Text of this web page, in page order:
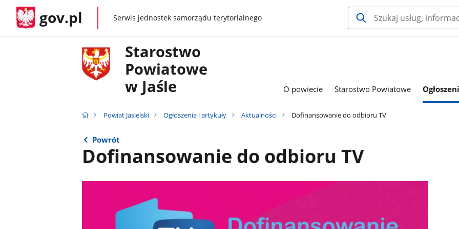
gov.pl gov.plSerwis jednostek samorządu terytorialnego
Starostwo
Powiatowe
w Jaśle
O powiecie Starostwo Powiatowe
Powiat Jasielski Ogłoszenia i artykuły Aktualności Dofinansowanie do odbioru TV
Powrót
Dofinansowanie do odbioru TV